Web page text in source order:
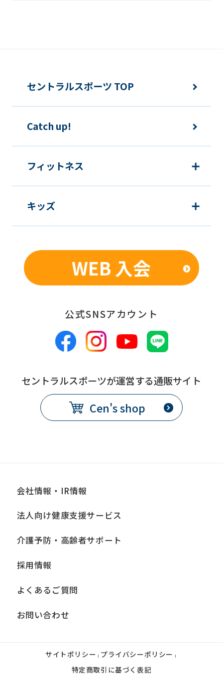
before
using
Automatic
セントラルスポーツ TOP
Catch up!
フィットネス
キッズ
WEB 入会
公式SNSアカウント
セントラルスポーツが運営する通販サイト
Cen's shop
会社情報・IR情報
法人向け健康支援サービス
介護予防・高齢者サポート
採用情報
よくあるご質問
お問い合わせ
サイトポリシー | プライバシーポリシー |
特定商取引に基づく表記